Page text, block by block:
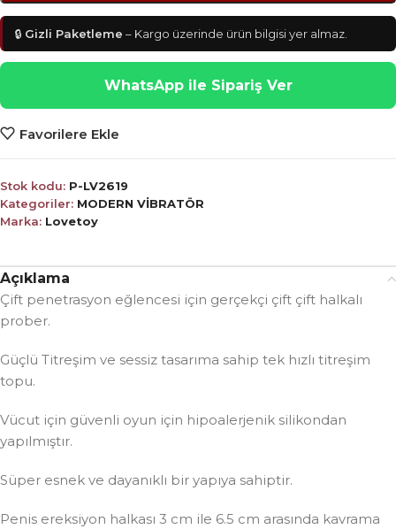
🔒 Gizli Paketleme – Kargo üzerinde ürün bilgisi yer almaz.
WhatsApp ile Sipariş Ver
Favorilere Ekle
Stok kodu: P-LV2619
Kategoriler: MODERN VİBRATÖR
Marka: Lovetoy
Açıklama
Çift penetrasyon eğlencesi için gerçekçi çift çift halkalı
prober.
Güçlü Titreşim ve sessiz tasarıma sahip tek hızlı titreşim
topu.
Vücut için güvenli oyun için hipoalerjenik silikondan
yapılmıştır.
Süper esnek ve dayanıklı bir yapıya sahiptir.
Penis ereksiyon halkası 3 cm ile 6.5 cm arasında kavrama